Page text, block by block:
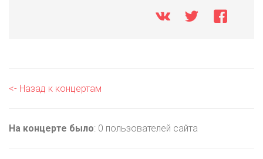
<- Назад к концертам
На концерте было: 0 пользователей сайта